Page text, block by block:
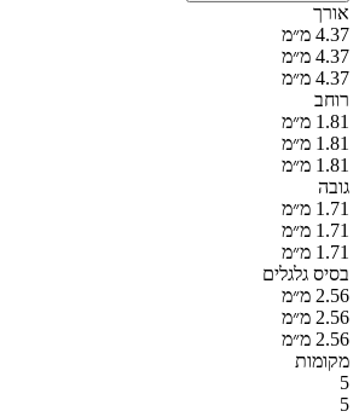
אורך
4.37 מ״מ
4.37 מ״מ
4.37 מ״מ
רוחב
1.81 מ״מ
1.81 מ״מ
1.81 מ״מ
גובה
1.71 מ״מ
1.71 מ״מ
1.71 מ״מ
בסיס גלגלים
2.56 מ״מ
2.56 מ״מ
2.56 מ״מ
מקומות
5
5